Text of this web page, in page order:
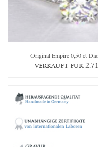
Original Empire 0,50 ct
verkauft für